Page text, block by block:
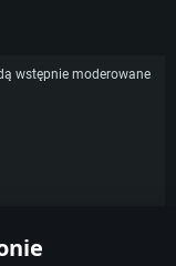
wstępnie moderowane